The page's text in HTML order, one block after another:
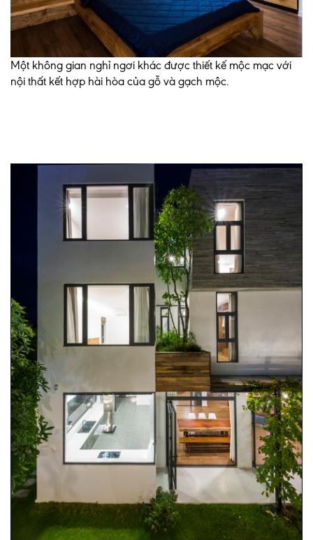
Một không gian nghỉ ngơi khác được thiết kế mộc mạc với
nội thất kết hợp hài hòa của gỗ và gạch mộc.